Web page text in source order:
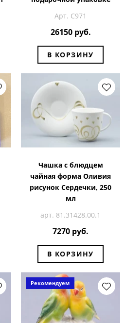
Арт. С971
26150 руб.
В КОРЗИНУ
Чашка с блюдцем
чайная форма Оливия
рисунок Сердечки, 250
мл
арт. 81.31428.00.1
7270 руб.
В КОРЗИНУ
Рекомендуем